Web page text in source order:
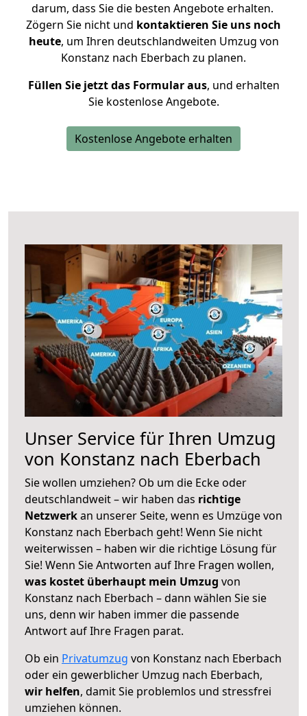
darum, dass Sie die besten Angebote erhalten.
Zögern Sie nicht und kontaktieren Sie uns noch
heute, um Ihren deutschlandweiten Umzug von
Konstanz nach Eberbach zu planen.
Füllen Sie jetzt das Formular aus, und erhalten
Sie kostenlose Angebote.
Kostenlose Angebote erhalten
Unser Service für Ihren Umzug
von Konstanz nach Eberbach
Sie wollen umziehen? Ob um die Ecke oder
deutschlandweit – wir haben das richtige
Netzwerkan unserer Seite, wenn es Umzüge von
Konstanz nach Eberbach geht! Wenn Sie nicht
weiterwissen – haben wir die richtige Lösung für
Sie! Wenn Sie Antworten auf Ihre Fragen wollen,
was kostet überhaupt mein Umzug von
Konstanz nach Eberbach – dann wählen Sie sie
uns, denn wir haben immer die passende
Antwort auf Ihre Fragen parat.
Ob ein Privatumzug von Konstanz nach Eberbach
oder ein gewerblicher Umzug nach Eberbach,
wir helfen, damit Sie problemlos und stressfrei
umziehen können.